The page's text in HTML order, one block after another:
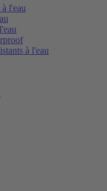
l'eau
à l'eau